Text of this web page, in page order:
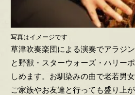
写真はイメージです
草津吹奏楽団による演奏でアラジ
と野獣・スターウォーズ・ハリー
しめます。お馴染みの曲で老若男
ご家族やお友達と行っても盛り上